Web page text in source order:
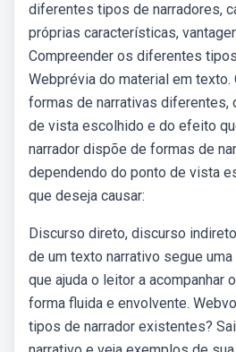
diferentes tipos de narradores,
próprias características,
Compreender os diferentes
Webprévia do material em texto.
formas de narrativas diferentes,
de vista escolhido e do efeito
narrador dispõe de formas de
dependendo do ponto de vista
que deseja causar:
Discurso direto, discurso
de um texto narrativo segue
que ajuda o leitor a acompanhar
forma fluida e envolvente.
tipos de narrador existentes?